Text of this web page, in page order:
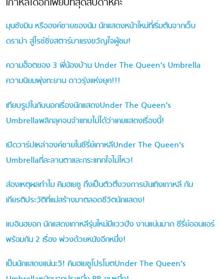
มุนซังมิน หรือองค์ชายซองนัม นักแสดงหน้าใหม่ที่เริ่มต้นจากเว็บ
ดราม่า สู่ไรซ์ซิ่งสตาร์มาแรงขวัญใจผู้ชม!
ความฮ็อตของ 3 พี่น้องบ้าน Under The Queen’s Umbrella
ความนิยมพุ่งทะยาน ดาวรุ่งแห่งยุค!!!
เทียบรูปในกับนอกเรื่องนักแสดงUnder The Queen’s
Umbrellaพลิกลุคจนจำแทบไม่ได้ว่าเคยแสดงเรื่องนี้!
เปิดวาร์ปเหล่าองค์ชายในซีรี่ย์เกาหลีUnder The Queen’s
Umbrellaที่ละลานตาและกระแทกใจไม่ไหว!
ส่องเหตุผลทำไม คิมฮเยซู ถึงเป็นตัวตึงวงการบันเทิงเกาหลี กับ
เกียรติประวัติที่แม่สร้างมาตลอดชีวิตนักแสดง!
แบอินฮยอก นักแสดงเกาหลีรุ่นใหม่มีแววปัง งานแน่นมาก ซีรี่ย์ออนแอร์
พร้อมกัน 2 เรื่อง พ่วงด้วยหนังอีกหนึ่ง!
เป็นนักแสดงแน่นะวิ! คิมฮเยซูโปรโมตUnder The Queen’s